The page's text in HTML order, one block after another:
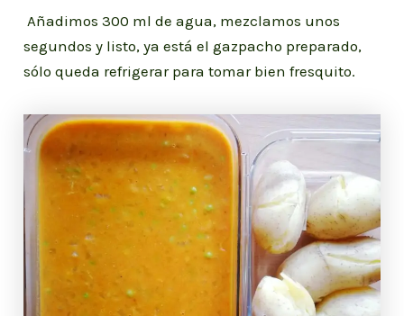
Añadimos 300 ml de agua, mezclamos unos
segundos y listo, ya está el gazpacho preparado,
sólo queda refrigerar para tomar bien fresquito.